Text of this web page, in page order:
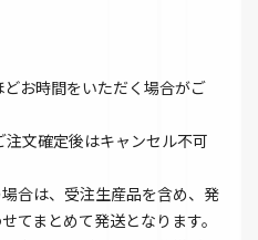
お時間をいただく場合がご
文確定後はキャンセル不可
合は、受注生産品を含め、発
てまとめて発送となります。